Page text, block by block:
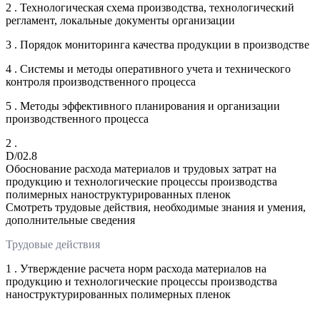
2 . Технологическая схема производства, технологический
регламент, локальные документы организации
3 . Порядок мониторинга качества продукции в производстве
4 . Системы и методы оперативного учета и технического
контроля производственного процесса
5 . Методы эффективного планирования и организации
производственного процесса
2 .
D/02.8
Обоснование расхода материалов и трудовых затрат на
продукцию и технологические процессы производства
полимерных наноструктурированных пленок
Смотреть трудовые действия, необходимые знания и умения,
дополнительные сведения
Трудовые действия
1 . Утверждение расчета норм расхода материалов на
продукцию и технологические процессы производства
наноструктурированных полимерных пленок